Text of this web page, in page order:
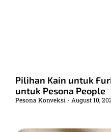
Pilihan Kain untuk
untuk Pesona People
Pesona Konveksi August 10,